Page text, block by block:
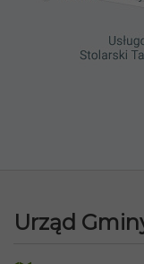
Urząd